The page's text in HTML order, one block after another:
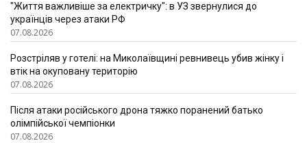
"Життя важливіше за електричку": в УЗ звернулися до
українців через атаки РФ
07.08.2026
Розстріляв у готелі: на Миколаївщині ревнивець убив жінку і
втік на окуповану територію
07.08.2026
Після атаки російського дрона тяжко поранений батько
олімпійської чемпіонки
07.08.2026